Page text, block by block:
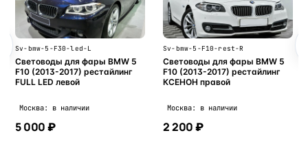
Sv-bmw-5-F30-led-L
Световоды для фары BMW 5
F10 (2013-2017) рестайлинг
FULL LED левой
Москва: в наличии
5 000 ₽
Sv-bmw-5-F10-rest-R
Световоды для фары BMW 5
F10 (2013-2017) рестайлинг
КСЕНОН правой
Москва: в наличии
2 200 ₽